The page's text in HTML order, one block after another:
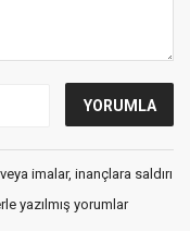
imalar, inançlara saldırı
yazılmış yorumlar